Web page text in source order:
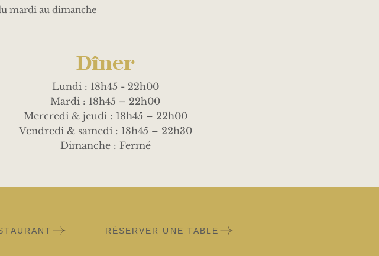
mardi au dimanche
Dîner
Lundi : 18h45 - 22h00
Mardi : 18h45 – 22h00
Mercredi & jeudi : 18h45 – 22h00
Vendredi & samedi : 18h45 – 22h30
Dimanche : Fermé
RÉSERVER UNE TABLE